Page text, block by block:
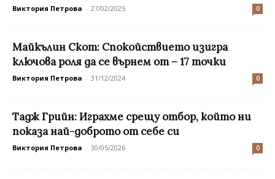
Виктория Петрова - 27/02/2025 0
Майкълин Скот: Спокойствието изигра
ключова роля да се върнем от – 17 точки
Виктория Петрова - 31/12/2024 0
Тадж Грийн: Играхме срещу отбор, който ни
показа най-доброто от себе си
Виктория Петрова - 30/05/2026 0